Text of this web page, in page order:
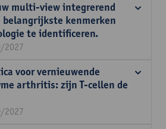
multi-view integrerend
belangrijkste kenmerken
te identificeren.
2027
voor vernieuwende
arthritis: zijn T-cellen de
2027